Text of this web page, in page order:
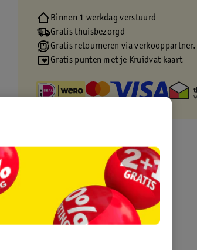
Binnen 1 werkdag verstuurd
Gratis thuisbezorgd
Gratis retourneren via verkooppartner.
Gratis punten met je Kruidvat kaart